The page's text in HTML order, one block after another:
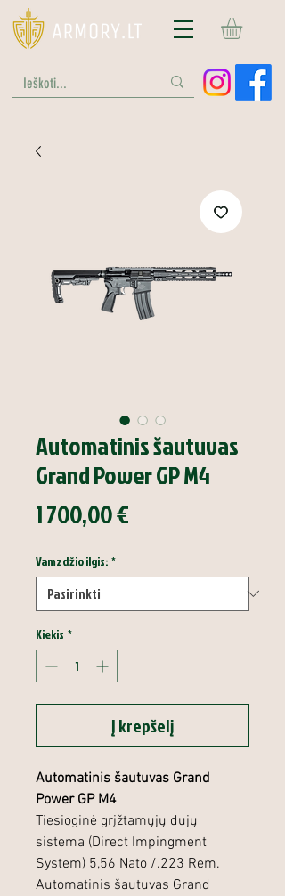
Automatinis šautuvas
Grand Power GP M4
1 700,00 €Price
Vamzdžio ilgis: *
Kiekis *
Į krepšelį
Automatinis šautuvas Grand
Power GP M4
Tiesioginė grįžtamųjų dujų
sistema (Direct Impingment
System) 5,56 Nato /.223 Rem.
Automatinis šautuvas Grand